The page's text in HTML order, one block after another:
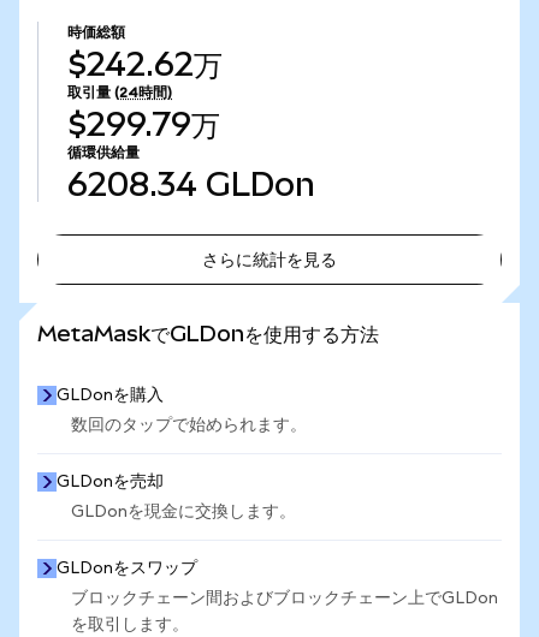
時価総額
$242.62万
取引量 (24時間)
$299.79万
循環供給量
6208.34 GLDon
さらに統計を見る
MetaMaskでGLDonを使用する方法
GLDonを購入
数回のタップで始められます。
GLDonを売却
GLDonを現金に交換します。
GLDonをスワップ
ブロックチェーン間およびブロックチェーン上でGLDon
を取引します。